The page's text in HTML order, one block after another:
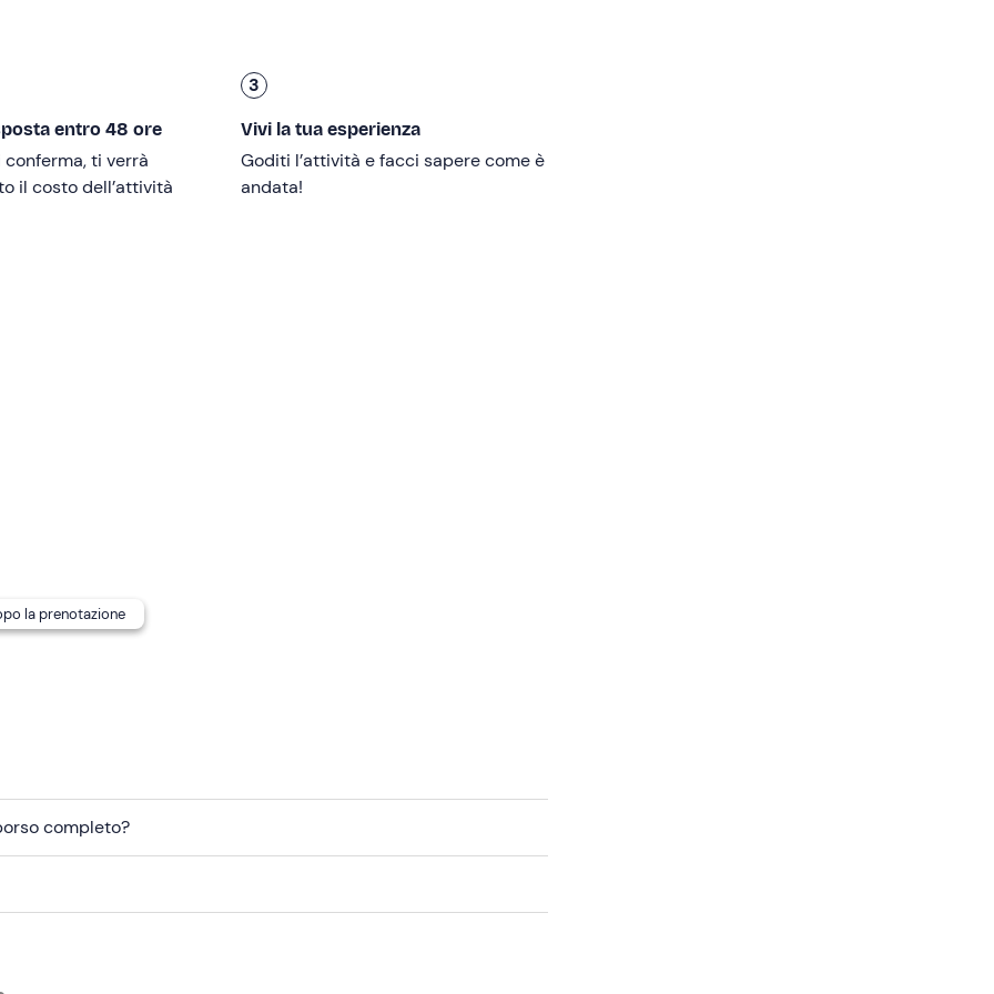
entro 48 ore
conferma, ti verrà
il costo dell’attività
3
Vivi la tua esperienza
Goditi l’attività e facci sapere come è
andata!
la prenotazione
completo?